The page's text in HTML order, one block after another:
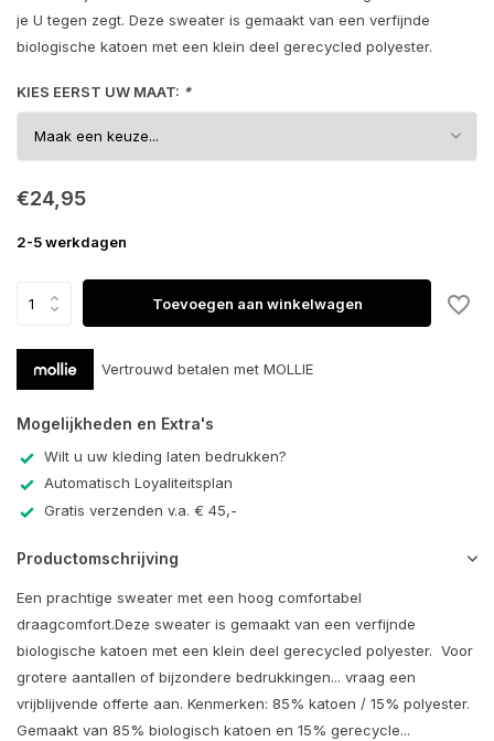
je U tegen zegt. Deze sweater is gemaakt van een verfijnde
biologische katoen met een klein deel gerecycled polyester.
KIES EERST UW MAAT: *
€24,95
2-5 werkdagen
Toevoegen aan winkelwagen
Vertrouwd betalen met MOLLIE
Mogelijkheden en Extra's
Wilt u uw kleding laten bedrukken?
Automatisch Loyaliteitsplan
Gratis verzenden v.a. € 45,-
Productomschrijving
Een prachtige sweater met een hoog comfortabel
draagcomfort.Deze sweater is gemaakt van een verfijnde
biologische katoen met een klein deel gerecycled polyester. Voor
grotere aantallen of bijzondere bedrukkingen... vraag een
vrijblijvende offerte aan. Kenmerken: 85% katoen / 15% polyester.
Gemaakt van 85% biologisch katoen en 15% gerecycle...